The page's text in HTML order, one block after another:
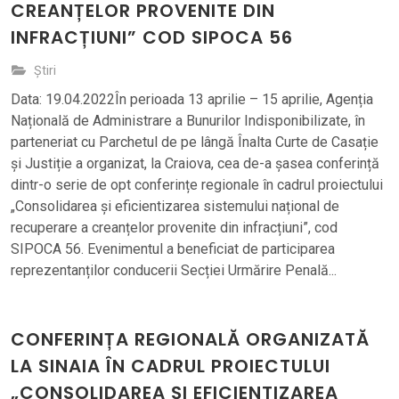
CREANȚELOR PROVENITE DIN
INFRACȚIUNI” COD SIPOCA 56
Știri
Data: 19.04.2022În perioada 13 aprilie – 15 aprilie, Agenția
Națională de Administrare a Bunurilor Indisponibilizate, în
parteneriat cu Parchetul de pe lângă Înalta Curte de Casație
și Justiție a organizat, la Craiova, cea de-a șasea conferință
dintr-o serie de opt conferințe regionale în cadrul proiectului
„Consolidarea și eficientizarea sistemului național de
recuperare a creanțelor provenite din infracțiuni”, cod
SIPOCA 56. Evenimentul a beneficiat de participarea
reprezentanților conducerii Secției Urmărire Penală...
CONFERINȚA REGIONALĂ ORGANIZATĂ
LA SINAIA ÎN CADRUL PROIECTULUI
„CONSOLIDAREA ȘI EFICIENTIZAREA